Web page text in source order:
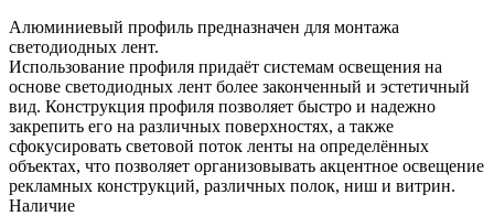
Алюминиевый профиль предназначен для монтажа
светодиодных лент.
Использование профиля придаёт системам освещения на
основе светодиодных лент более законченный и эстетичный
вид. Конструкция профиля позволяет быстро и надежно
закрепить его на различных поверхностях, а также
сфокусировать световой поток ленты на определённых
объектах, что позволяет организовывать акцентное освещение
рекламных конструкций, различных полок, ниш и витрин.
Наличие